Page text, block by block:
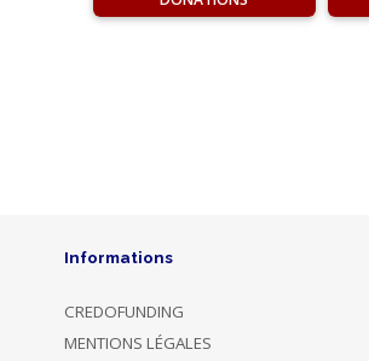
Informations
CREDOFUNDING
MENTIONS LÉGALES